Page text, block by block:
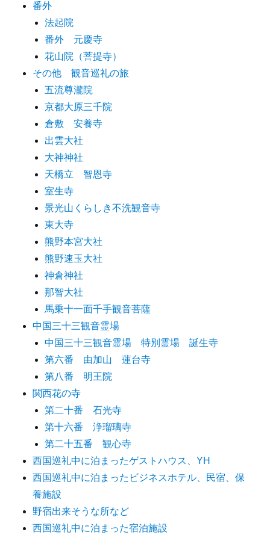
番外
法起院
番外 元慶寺
花山院（菩提寺）
その他 観音巡礼の旅
五流尊瀧院
京都大原三千院
倉敷 安養寺
出雲大社
大神神社
天橋立 智恩寺
室生寺
景光山くらしき不洗観音寺
東大寺
熊野本宮大社
熊野速玉大社
神倉神社
那智大社
馬乗十一面千手観音菩薩
中国三十三観音霊場
中国三十三観音霊場 特別霊場 誕生寺
第六番 由加山 蓮台寺
第八番 明王院
関西花の寺
第二十番 石光寺
第十六番 浄瑠璃寺
第二十五番 観心寺
西国巡礼中に泊まったゲストハウス、YH
西国巡礼中に泊まったビジネスホテル、民宿、保
養施設
野宿出来そうな所など
西国巡礼中に泊まった宿泊施設